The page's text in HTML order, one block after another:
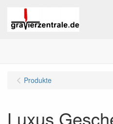
Produkte
Luxus